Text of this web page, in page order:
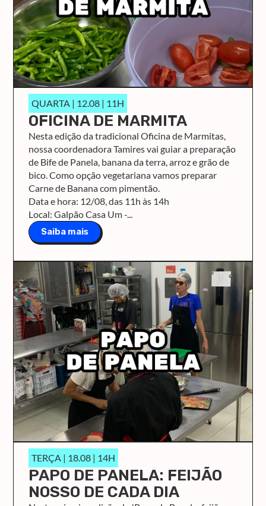
QUARTA | 12.08 | 11H
OFICINA DE MARMITA
Nesta edição da tradicional Oficina de Marmitas,
nossa coordenadora Tamires vai guiar a preparação
de Bife de Panela, banana da terra, arroz e grão de
bico. Como opção vegetariana vamos preparar
Carne de Banana com pimentão.
Data e hora: 12/08, das 11h às 14h
Local: Galpão Casa Um -...
Saiba mais
TERÇA | 18.08 | 14H
PAPO DE PANELA: FEIJÃO
NOSSO DE CADA DIA